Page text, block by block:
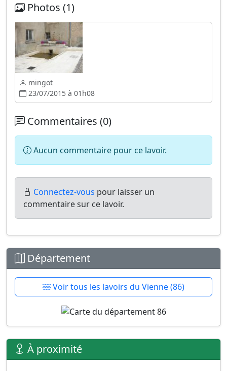
Photos (1)
mingot
23/07/2015 à 01h08
Commentaires (0)
Aucun commentaire pour ce lavoir.
Connectez-vous pour laisser un
commentaire sur ce lavoir.
Département
Voir tous les lavoirs du Vienne (86)
À proximité